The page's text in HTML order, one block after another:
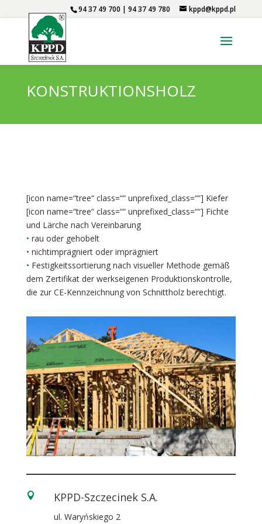
94 37 49 700 | 94 37 49 780 kppd@kppd.pl
KONSTRUKTIONSHOLZ
[icon name=“tree“ class=““ unprefixed_class=““] Kiefer
[icon name=“tree“ class=““ unprefixed_class=““] Fichte
und Lärche nach Vereinbarung
• rau oder gehobelt
• nichtimprägniert oder imprägniert
• Festigkeitssortierung nach visueller Methode gemäß
dem Zertifikat der werkseigenen Produktionskontrolle,
die zur CE-Kennzeichnung von Schnittholz berechtigt.
 KPPD-Szczecinek S.A.
ul. Waryńskiego 2